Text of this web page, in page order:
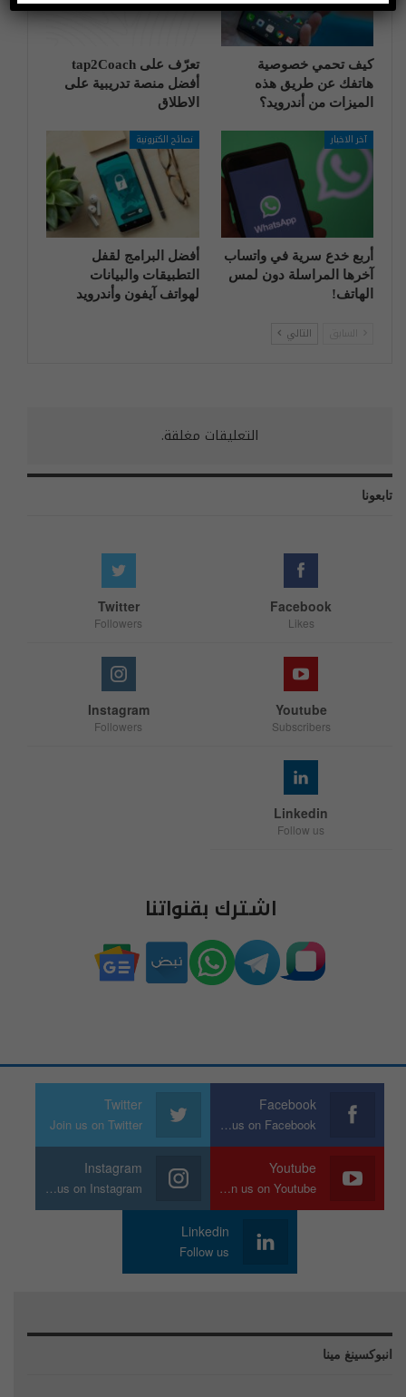
كيف تحمي خصوصية
هاتفك عن طريق هذه
الميزات من أندرويد؟
تعرّف على tap2Coach
أفضل منصة تدريبية على
الاطلاق
آخر الاخبار
أربع خدع سرية في واتساب
آخرها المراسلة دون لمس
الهاتف!
نصائح الكترونية
أفضل البرامج لقفل
التطبيقات والبيانات
لهواتف آيفون وأندرويد
التالي
التعليقات مغلقة.
تابعونا
Facebook
Likes
Twitter
Followers
Youtube
Subscribers
Instagram
Followers
Linkedin
Follow us
اشترك بقنواتنا
Facebook
Join us on Facebook
Twitter
Join us on Twitter
Youtube
Join us on Youtube
Instagram
Join us on Instagram
Linkedin
Follow us
انبوكسينغ مينا